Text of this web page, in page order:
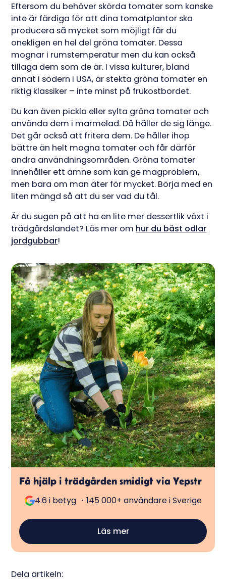
Eftersom du behöver skörda tomater som kanske
inte är färdiga för att dina tomatplantor ska
producera så mycket som möjligt får du
onekligen en hel del gröna tomater. Dessa
mognar i rumstemperatur men du kan också
tillaga dem som de är. I vissa kulturer, bland
annat i södern i USA, är stekta gröna tomater en
riktig klassiker – inte minst på frukostbordet.
Du kan även pickla eller sylta gröna tomater och
använda dem i marmelad. Då håller de sig länge.
Det går också att fritera dem. De håller ihop
bättre än helt mogna tomater och får därför
andra användningsområden. Gröna tomater
innehåller ett ämne som kan ge magproblem,
men bara om man äter för mycket. Börja med en
liten mängd så att du ser vad du tål.
Är du sugen på att ha en lite mer dessertlik växt i
trädgårdslandet? Läs mer om hur du bäst odlar
jordgubbar!
Få hjälp i trädgården smidigt via Yepstr
4.6 i betyg ・145 000+ användare i Sverige
Läs mer
Dela artikeln: